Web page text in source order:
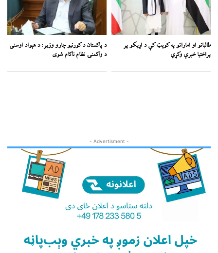
طالبانو او اماراتو په کوېټ کې د اړیکو پر
پراختیا خبرې وکړي
د پاکستان د کورنیو چارو وزیر: د هېواد اوسنی
د واکمنۍ نظام ناکام شوی
- Advertisment -